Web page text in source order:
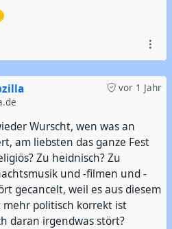
vor 1 Jahr
Wurscht, wen was an
am liebsten das ganze Fest
Zu heidnisch? Zu
und -filmen und -
gecancelt, weil es aus diesem
politisch korrekt ist
daran irgendwas stört?